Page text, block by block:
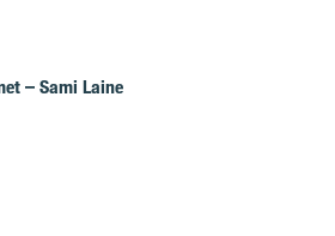
– Sami Laine